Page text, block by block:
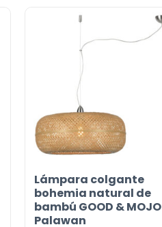
idiomas
con nosotros por
en-linea.es.
Lámpara colgante
bohemia natural de
bambú GOOD & MOJO
Palawan